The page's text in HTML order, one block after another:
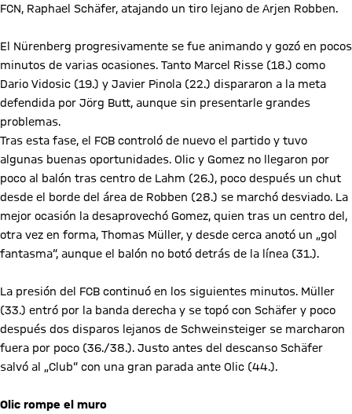
FCN, Raphael Schäfer, atajando un tiro lejano de Arjen Robben.
El Nürenberg progresivamente se fue animando y gozó en pocos
minutos de varias ocasiones. Tanto Marcel Risse (18.) como
Dario Vidosic (19.) y Javier Pinola (22.) dispararon a la meta
defendida por Jörg Butt, aunque sin presentarle grandes
problemas.
Tras esta fase, el FCB controló de nuevo el partido y tuvo
algunas buenas oportunidades. Olic y Gomez no llegaron por
poco al balón tras centro de Lahm (26.), poco después un chut
desde el borde del área de Robben (28.) se marchó desviado. La
mejor ocasión la desaprovechó Gomez, quien tras un centro del,
otra vez en forma, Thomas Müller, y desde cerca anotó un „gol
fantasma“, aunque el balón no botó detrás de la línea (31.).
La presión del FCB continuó en los siguientes minutos. Müller
(33.) entró por la banda derecha y se topó con Schäfer y poco
después dos disparos lejanos de Schweinsteiger se marcharon
fuera por poco (36./38.). Justo antes del descanso Schäfer
salvó al „Club“ con una gran parada ante Olic (44.).
Olic rompe el muro